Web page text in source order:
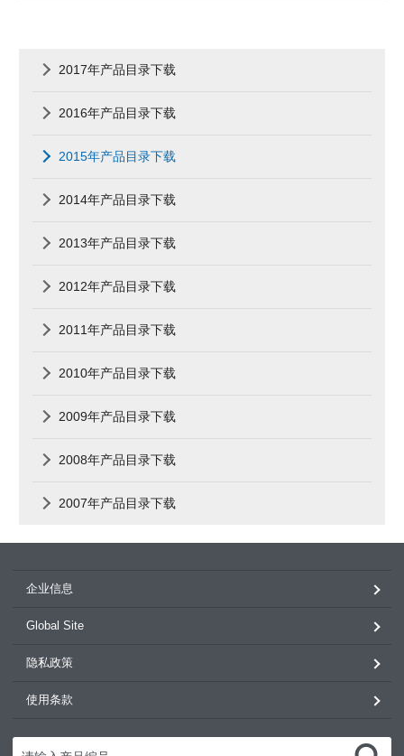
2017年产品目录下载
2016年产品目录下载
2015年产品目录下载
2014年产品目录下载
2013年产品目录下载
2012年产品目录下载
2011年产品目录下载
2010年产品目录下载
2009年产品目录下载
2008年产品目录下载
2007年产品目录下载
企业信息
Global Site
隐私政策
使用条款